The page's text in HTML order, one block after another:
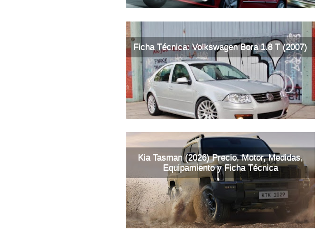
Ficha Técnica: Volkswagen Bora 1.8 T (2007)
Kia Tasman (2026) Precio, Motor, Medidas,
Equipamiento y Ficha Técnica